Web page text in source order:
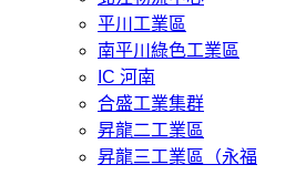
平川工業區
南平川綠色工業區
IC 河南
合盛工業集群
昇龍二工業區
昇龍三工業區（永福